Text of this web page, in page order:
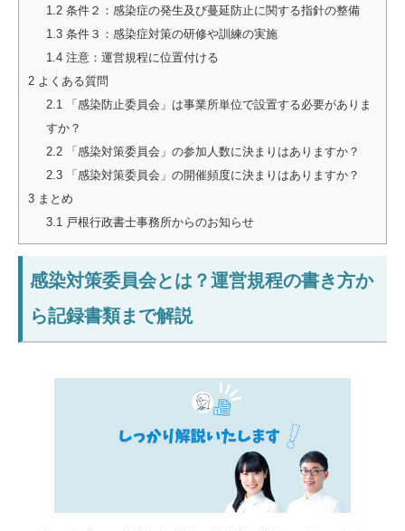
1.2条件２：感染症の発生及び蔓延防止に関する指針の整備
1.3条件３：感染症対策の研修や訓練の実施
1.4注意：運営規程に位置付ける
2 よくある質問
2.1「感染防止委員会」は事業所単位で設置する必要がありま
すか？
2.2「感染対策委員会」の参加人数に決まりはありますか？
2.3「感染対策委員会」の開催頻度に決まりはありますか？
3 まとめ
3.1戸根行政書士事務所からのお知らせ
感染対策委員会とは？運営規程の書き方か
ら記録書類まで解説